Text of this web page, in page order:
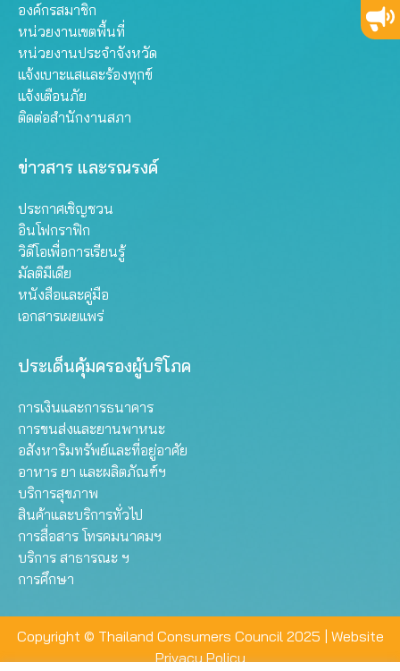
องค์กรสมาชิก
หน่วยงานเขตพื้นที่
หน่วยงานประจำจังหวัด
แจ้งเบาะแสและร้องทุกข์
แจ้งเตือนภัย
ติดต่อสำนักงานสภา
ข่าวสาร และรณรงค์
ประกาศเชิญชวน
อินโฟกราฟิก
วิดีโอเพื่อการเรียนรู้
มัลติมีเดีย
หนังสือและคู่มือ
เอกสารเผยแพร่
ประเด็นคุ้มครองผู้บริโภค
การเงินและการธนาคาร
การขนส่งและยานพาหนะ
อสังหาริมทรัพย์และที่อยู่อาศัย
อาหาร ยา และผลิตภัณฑ์ฯ
บริการสุขภาพ
สินค้าและบริการทั่วไป
การสื่อสาร โทรคมนาคมฯ
บริการ สาธารณะ ฯ
การศึกษา
Copyright © Thailand Consumers Council 2025 | Website
Privacy Policy